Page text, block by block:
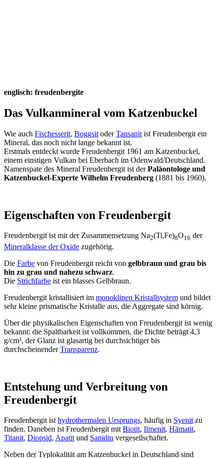
englisch: freudenbergite
Das Vulkanmineral vom Katzenbuckel
Wie auch Fischesserit, Boggsit oderTansanit ist Freudenbergit ein
Mineral, das noch nicht lange bekannt ist.
Erstmals entdeckt wurde Freudenbergit 1961 am Katzenbuckel,
einem einstigen Vulkan bei Eberbach im Odenwald/Deutschland.
Namenspate des Mineral Freudenbergit ist derPaläontologe und
Katzenbuckel-Experte Wilhelm Freudenberg (1881 bis 1960).
Eigenschaften von Freudenbergit
Freudenbergit ist mit der Zusammensetzung Na2(Ti,Fe)8O16 der
Mineralklasse der Oxide zugehörig.
Die Farbe von Freudenbergit reicht von gelbbraun und grau bis
hin zu grau und nahezu schwarz.
Die Strichfarbe ist ein blasses Gelbbraun.
Freudenbergit kristallisiert im monoklinen Kristallsystem und bildet
sehr kleine prismatische Kristalle aus, die Aggregate sind körnig.
Über die physikalischen Eigenschaften von Freudenbergit ist wenig
bekannt: die Spaltbarkeit ist vollkommen, die Dichte beträgt 4,3
g/cm³, der Glanz ist glasartig bei durchsichtiger bis
durchscheinenderTransparenz.
Entstehung und Verbreitung von
Freudenbergit
Freudenbergit isthydrothermalen Ursprungs, häufig in Syenitzu
finden. Daneben ist Freudenbergit mitBiotit, Ilmenit, Hämatit,
Titanit, Diopsid, Apatitund Sanidin vergesellschaftet.
Neben der Typlokalität am Katzenbuckel in Deutschland sind